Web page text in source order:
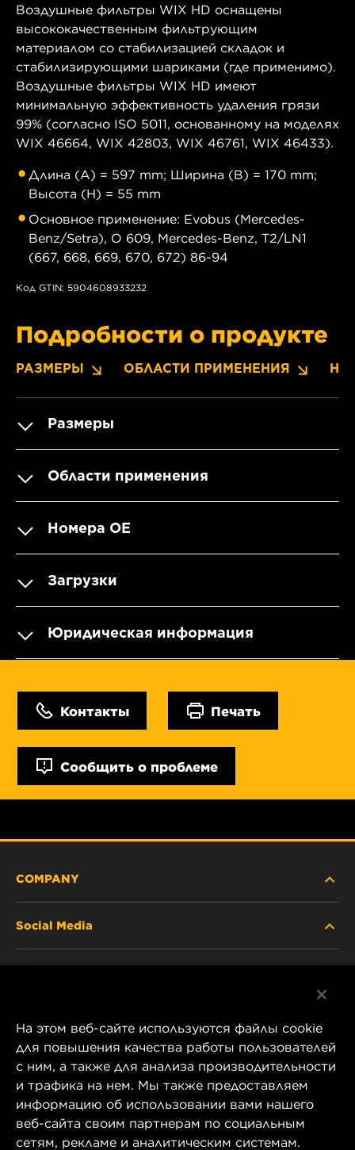
Воздушные фильтры WIX HD оснащены
высококачественным фильтрующим
материалом со стабилизацией складок и
стабилизирующими шариками (где применимо).
Воздушные фильтры WIX HD имеют
минимальную эффективность удаления грязи
99% (согласно ISO 5011, основанному на моделях
WIX 46664, WIX 42803, WIX 46761, WIX 46433).
Длина (A) = 597 mm; Ширина (B) = 170 mm;
Высота (H) = 55 mm
Основное применение: Evobus (Mercedes-
Benz/Setra), O 609, Mercedes-Benz, T2/LN1
(667, 668, 669, 670, 672) 86-94
Код GTIN: 5904608933232
Подробности о продукте
РАЗМЕРЫ ОБЛАСТИ ПРИМЕНЕНИЯ
Размеры
Области применения
Номера OE
Загрузки
Юридическая информация
Контакты Печать
Сообщить о проблеме
COMPANY
CAREER
COMPANY STORE
DATA PRIVACY
Social Media
Instagram
YouTube
1 Wix Way
P.O. Box 1967
На этом веб-сайте используются файлы cookie
для повышения качества работы пользователей
с ним, а также для анализа производительности
и трафика на нем. Мы также предоставляем
информацию об использовании вами нашего
веб-сайта своим партнерам по социальным
сетям, рекламе и аналитическим системам.